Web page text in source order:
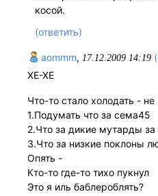
косой.
(ответить)
aommm, 17.12.2009 14:19
ХЕ-ХЕ
Что-то стало холодать -
1.Подумать что за сема45
2.Что за дикие мутарды
3.Что за низкие поклоны
Опять -
Кто-то где-то тихо пукнул
Это я иль баблероблять?